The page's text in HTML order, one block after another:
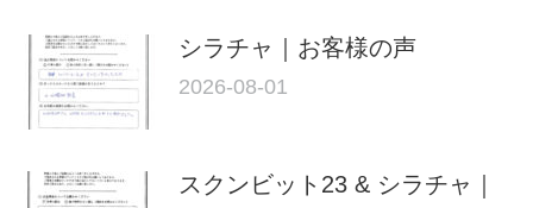
シラチャ｜お客様の声
2026-08-01
スクンビット23 & シラチャ｜